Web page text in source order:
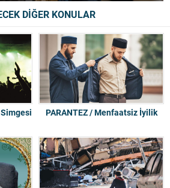
DİĞER KONULAR
PARANTEZ / Menfaatsiz İyilik